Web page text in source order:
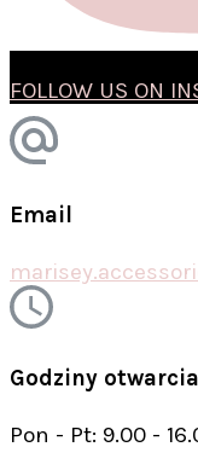
FOLLOW US ON
Email
Godziny otwarcia
Pon - Pt: 9.00 -